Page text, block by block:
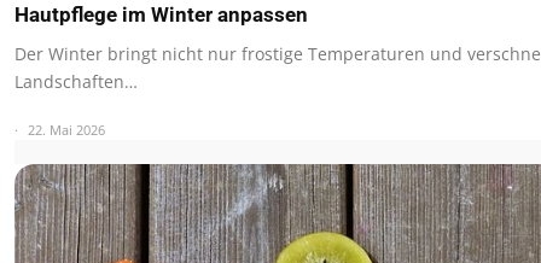
Hautpflege im Winter anpassen
Der Winter bringt nicht nur frostige Temperaturen und
Landschaften…
22. Mai 2026